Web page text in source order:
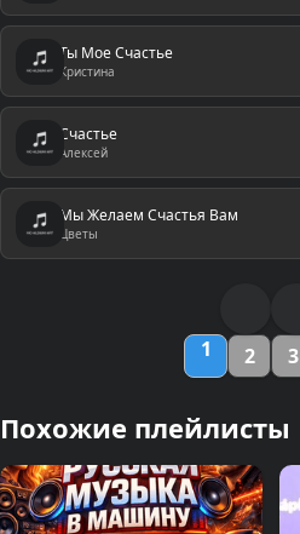
Ты Мое Счастье
Кристина
Счастье
Алексей
Мы Желаем Счастья Вам
Цветы
1 2 3
Похожие плейлисты